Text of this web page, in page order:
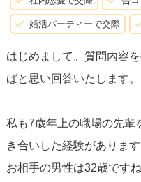
婚活パーティーで交際
はじめまして。質問内容
ばと思い回答いたします。
私も7歳年上の職場の先輩
き合いした経験がありま
お相手の男性は32歳です